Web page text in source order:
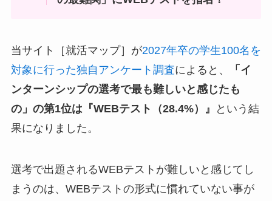
当サイト［就活マップ］が2027年卒の学生100名を
対象に行った独自アンケート調査によると、
「イ
ンターンシップの選考で最も難しいと感じたも
の」の第1位は『WEBテスト（28.4%）』
という結
果になりました。
選考で出題されるWEBテストが難しいと感じてし
まうのは、WEBテストの形式に慣れていない事が